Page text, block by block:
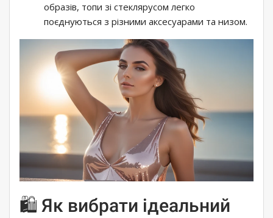
образів, топи зі стеклярусом легко
поєднуються з різними аксесуарами та низом.
🛍️ Як вибрати ідеальний